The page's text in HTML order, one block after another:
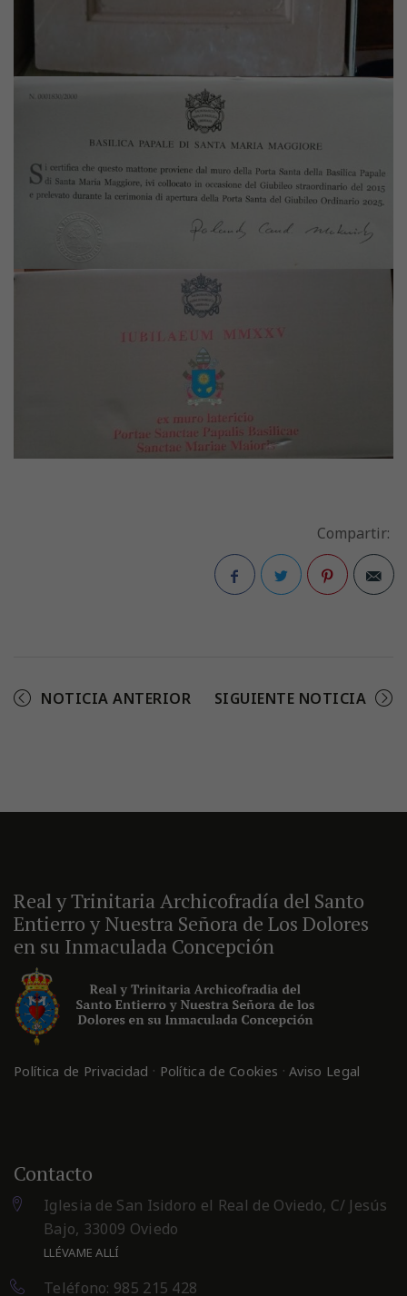
Compartir:
NOTICIA ANTERIOR SIGUIENTE NOTICIA
Real y Trinitaria Archicofradía del Santo
Entierro y Nuestra Señora de Los Dolores
en su Inmaculada Concepción
Política de Privacidad · Política de Cookies ·Aviso Legal
Contacto
Iglesia de San Isidoro el Real de Oviedo, C/ Jesús
Bajo, 33009 Oviedo
LLÉVAME ALLÍ
Teléfono: 985 215 428